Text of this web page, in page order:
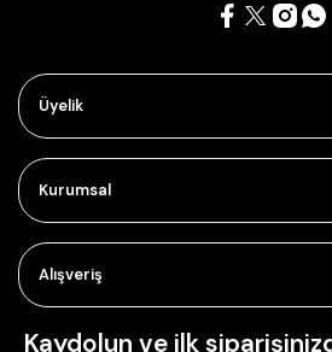
Üyelik
Kurumsal
Alışveriş
Kaydolun ve ilk